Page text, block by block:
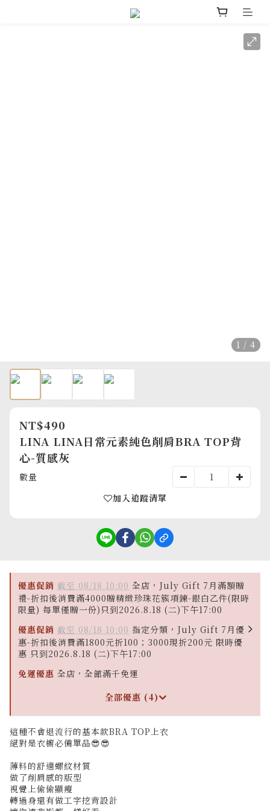
1 / 4
NT$490
LINA LINA日常元素純色削肩BRA TOP背
心-質感灰
數量
加入追蹤清單
優惠促銷 截至 08/18 10:00 全店，July Gift 7月滿額贈
禮-折扣後消費滿4000贈精緻珍珠花簇項鍊-銀白乙件(限時
限量) 每單僅贈一份)只到2026.8.18 (二)下午17:00
優惠促銷 截至 08/18 10:00 指定分類，July Gift 7月優
惠-折扣後消費滿1800元折100；3000現折200元 限時優
惠 只到2026.8.18 (二)下午17:00
免運優惠 全店，全館滿千免運
全部優惠 (4)
這種不會退流行的基本款BRA TOP上衣
絕對是衣櫥必備單品😎😎
薄料的舒適螺紋材質
做了削肩感的版型
視覺上偷偷顯瘦
轉過身還有做工字挖背設計